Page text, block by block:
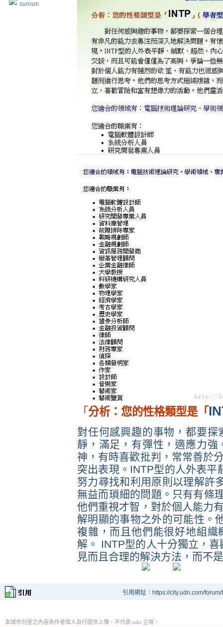
sunism
「 分析：您的性格類型是「
對任何感興趣的事物，都要
靜，滿足，有彈性，適應力
神，有時喜歡批判，常常善於
突出表現。 INTP型的人外表平
努力尋找和利用原則以理解許
無益而瑣細的問題。只有有條
他們重視才智，對於個人能力
解明顯的事物之外的可能性。
複雜，而且他們能很好地組
解。
INTP型的人十分獨立，
見而且合理的解決方法，而不
引用網址：https://city.udn.com/
本城市刊登之內容為作者個人自行提供上傳，不代表 udn 立場。